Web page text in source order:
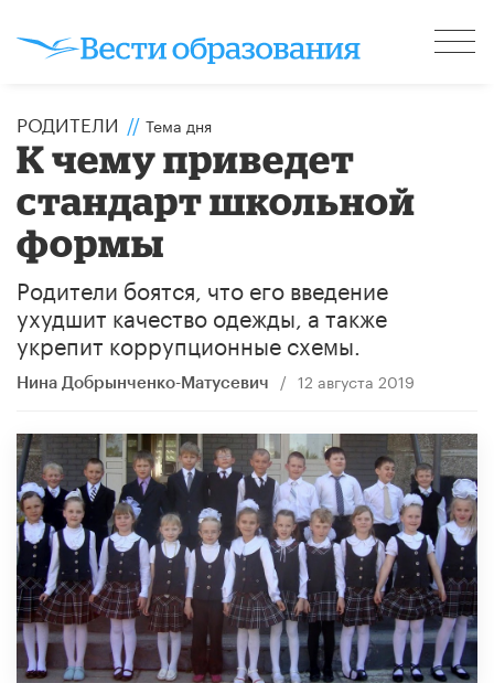
РОДИТЕЛИ // Тема дня
К чему приведет
стандарт школьной
формы
Родители боятся, что его введение
ухудшит качество одежды, а также
укрепит коррупционные схемы.
Нина Добрынченко-Матусевич / 12 августа 2019